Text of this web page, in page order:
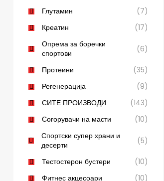
Глутамин
(7)
Креатин
(17)
Опрема за боречки
спортови
(6)
Протеини
(35)
Регенерација
(9)
СИТЕ ПРОИЗВОДИ
(143)
Согорувачи на масти
(10)
Спортски супер храни и
десерти
(5)
Тестостерон бустери
(10)
Фитнес акцесоари
(10)